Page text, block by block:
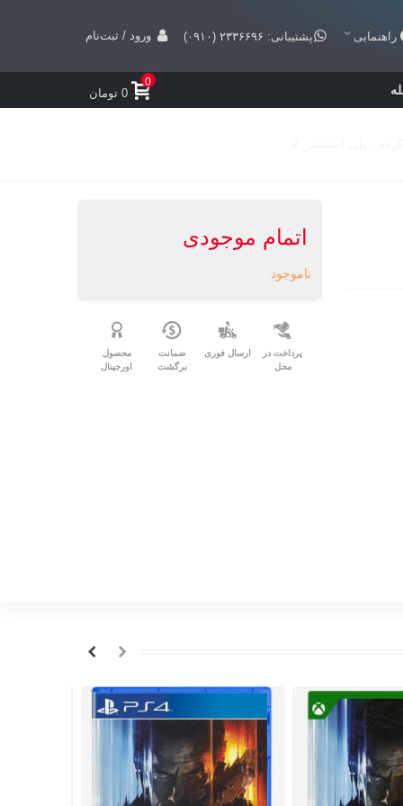
راهنمایی پشتیبانی: ۲۳۳۶۶۹۶ (۰۹۱۰) ورود / ثبت‌نام
0
0 تومان
اتمام موجودی
ناموجود
پرداخت در
محل
ارسال فوری
ضمانت
برگشت
محصول
اورجینال